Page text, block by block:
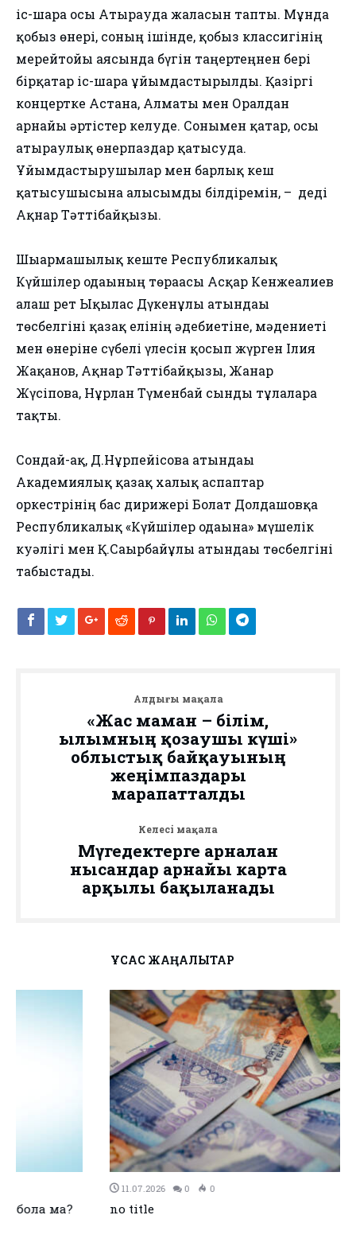
іс-шара осы Атырауда жалғасын тапты. Мұнда
қобыз өнері, соның ішінде, қобыз классигінің
мерейтойы аясында бүгін таңертеңнен бері
бірқатар іс-шара ұйымдастырылды. Қазіргі
концертке Астана, Алматы мен Оралдан
арнайы әртістер келуде. Сонымен қатар, осы
атыраулық өнерпаздар қатысуда.
Ұйымдастырушылар мен барлық кеш
қатысушысына алғысымды білдіремін, – деді
Ақнар Тәттібайқызы.
Шығармашылық кеште Республикалық
Күйшілер одағының төрағасы Асқар Кенжеғалиев
алғаш рет Ықылас Дүкенұлы атындағы
төсбелгіні қазақ елінің әдебиетіне, мәдениеті
мен өнеріне сүбелі үлесін қосып жүрген Ілия
Жақанов, Ақнар Тәттібайқызы, Жанар
Жүсіпова, Нұрлан Түменбай сынды тұлғаларға
тақты.
Сондай-ақ, Д.Нұрпейісова атындағы
Академиялық қазақ халық аспаптар
оркестрінің бас дирижері Болат Долдашовқа
Республикалық «Күйшілер одағына» мүшелік
куәлігі мен Қ.Сағырбайұлы атындағы төсбелгіні
табыстады.
Алдыңғы мақала
«Жас маман – білім,
ғылымның қозғаушы күші»
облыстық байқауының
жеңімпаздары
марапатталды
Келесі мақала
Мүгедектерге арналған
нысандар арнайы карта
арқылы бақыланады
ҰҚСАС ЖАҢАЛЫҚТАР
0
no title